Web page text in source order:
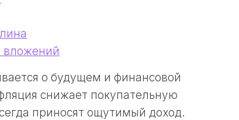
вложений
о будущем и финансовой
снижает покупательную
приносят ощутимый доход.